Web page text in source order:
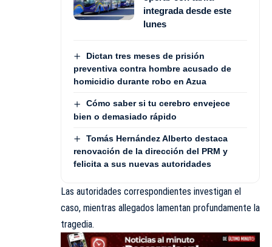
integrada desde este
lunes
Dictan tres meses de prisión
preventiva contra hombre acusado de
homicidio durante robo en Azua
Cómo saber si tu cerebro envejece
bien o demasiado rápido
Tomás Hernández Alberto destaca
renovación de la dirección del PRM y
felicita a sus nuevas autoridades
Las autoridades correspondientes investigan el
caso, mientras allegados lamentan profundamente la
tragedia.